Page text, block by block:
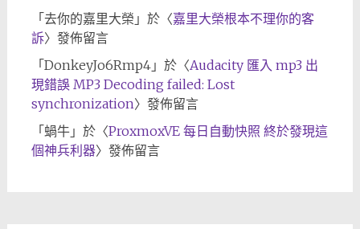
「去你的嘉里大榮 」於〈嘉里大榮根本不理你的客
訴〉發佈留言
「DonkeyJo6Rmp4」於〈Audacity 匯入 mp3 出
現錯誤 MP3 Decoding failed: Lost
synchronization〉發佈留言
「蝸牛」於〈ProxmoxVE 每日自動快照 終於發現這
個神兵利器〉發佈留言